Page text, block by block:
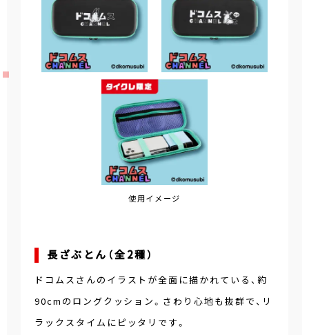
使用イメージ
長ざぶとん（全2種）
ドコムスさんのイラストが全面に描かれている、約
90cmのロングクッション。さわり心地も抜群で、リ
ラックスタイムにピッタリです。